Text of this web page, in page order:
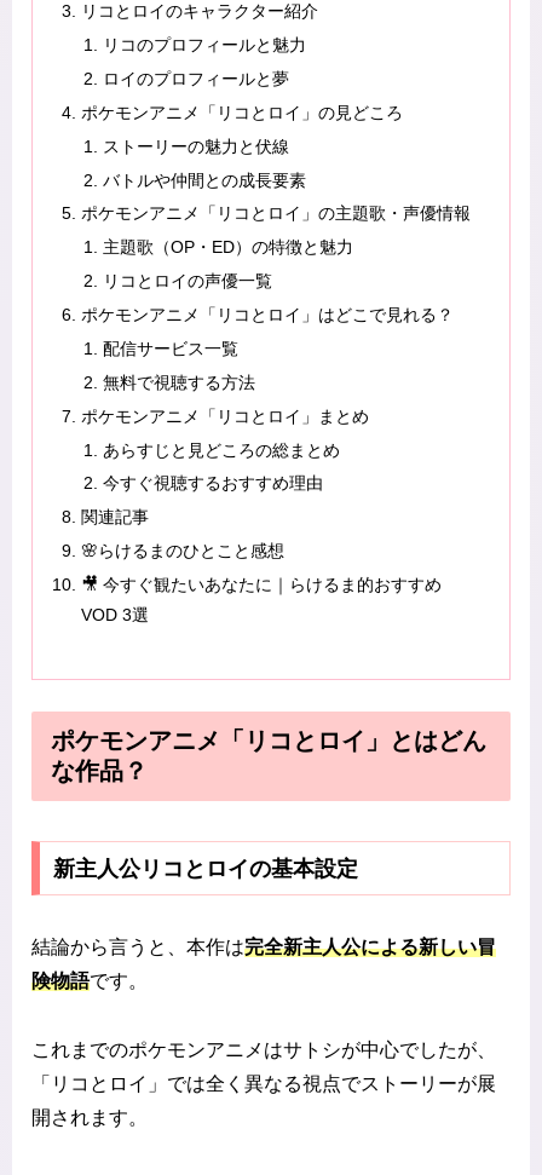
リコとロイのキャラクター紹介
リコのプロフィールと魅力
ロイのプロフィールと夢
ポケモンアニメ「リコとロイ」の見どころ
ストーリーの魅力と伏線
バトルや仲間との成長要素
ポケモンアニメ「リコとロイ」の主題歌・声優情報
主題歌（OP・ED）の特徴と魅力
リコとロイの声優一覧
ポケモンアニメ「リコとロイ」はどこで見れる？
配信サービス一覧
無料で視聴する方法
ポケモンアニメ「リコとロイ」まとめ
あらすじと見どころの総まとめ
今すぐ視聴するおすすめ理由
関連記事
🌸らけるまのひとこと感想
🎥 今すぐ観たいあなたに｜らけるま的おすすめ
VOD 3選
ポケモンアニメ「リコとロイ」とはどん
な作品？
新主人公リコとロイの基本設定
結論から言うと、本作は完全新主人公による新しい冒
険物語です。
これまでのポケモンアニメはサトシが中心でしたが、
「リコとロイ」では全く異なる視点でストーリーが展
開されます。